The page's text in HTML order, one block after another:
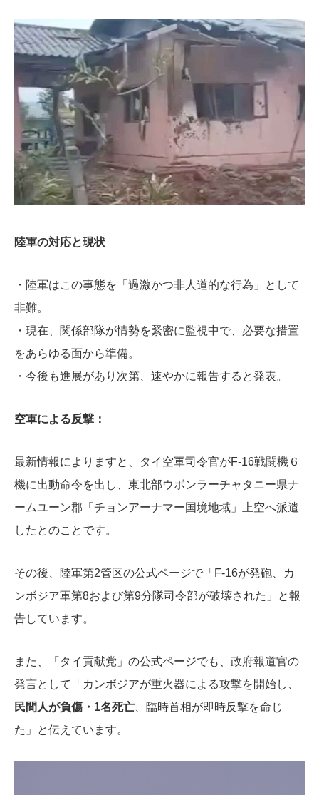
陸軍の対応と現状
・陸軍はこの事態を「過激かつ非人道的な行為」として
非難。
・現在、関係部隊が情勢を緊密に監視中で、必要な措置
をあらゆる面から準備。
・今後も進展があり次第、速やかに報告すると発表。
空軍による反撃：
最新情報によりますと、タイ空軍司令官がF-16戦闘機６
機に出動命令を出し、東北部ウボンラーチャタニー県ナ
ームユーン郡「チョンアーナマー国境地域」上空へ派遣
したとのことです。
その後、陸軍第2管区の公式ページで「F-16が発砲、カ
ンボジア軍第8および第9分隊司令部が破壊された」と報
告しています。
また、「タイ貢献党」の公式ページでも、政府報道官の
発言として
「カンボジアが重火器による攻撃を開始し、
民間人が負傷・1名死亡 、臨時首相が即時反撃を命じ
た」
と伝えています。